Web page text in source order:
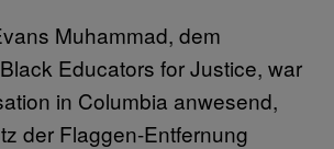
Muhammad, dem
Educators for Justice, war
in Columbia anwesend,
der Flaggen-Entfernung